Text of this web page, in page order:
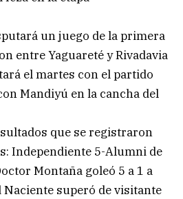
un juego de la primera
entre Yaguareté y Rivadavia
el martes con el partido
Mandiyú en la cancha del
que se registraron
Independiente 5-Alumni de
Montaña goleó 5 a 1 a
Naciente superó de visitante